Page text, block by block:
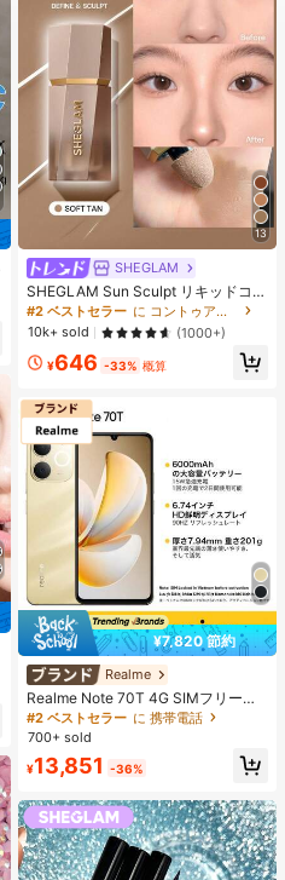
13
SHEGLAM
SHEGLAM Sun Sculpt リキッドコン
ター-Soft Tan ノーズシャドウ シェ
ーディング 女性と女の子のためのブ
ランドビューティーコスメメイクア
ップ
#2 ベストセラー
に コントゥア＆ブロンザー
10k+ sold
(1000+)
¥646 -33% 概算
¥7,820 節約
Realme
Realme Note 70T 4G SIMフリー携
帯電話 4GB+64GB/4GB+128GB/4G
B+256GB グローバル版 4G LTE、A
カメラ、90Hz ディスプレイ モバイ
ルフォン プラスライト、6000mAh
大容量バッテリー、15W 急速充電、
オクタコアチップセット、アダプタ
ーなし、ベトナムでSIMロック
#2 ベストセラー に 携帯電話
700+ sold
¥13,851 -36%